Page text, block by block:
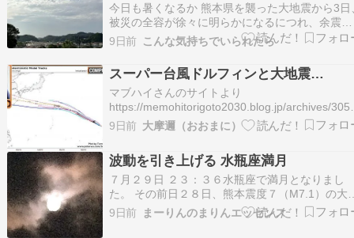
今日も暑くなるか 熊本県を襲った大地震から3日
被災の全容が徐々に明らかになるにつれ、余震、
二次災害への心配も募る。 今朝もアンを散歩に
れて行ったが、熊本の犬たちはどうしているだろ
うと心配になる。 怪我をした犬、建物に閉じ込
られた犬、飼い主とはぐれてしまった犬、いろん
な犬がい…
9日前 こんな気持ちでいられたら
スーパー台風ドルフィンと大地震…
マブハイさんのサイトより
https://memohitorigoto2030.blog.jp/archives/
＜転載開始＞2026年７月30日：サイト先で日本
超大型台風と大地震！ この動画では、超大型台
地…
9日前 大摩邇（おおまに）
波動を引き上げる 水瓶座満月
７月２９日 ２３：３６水瓶座で満月となりまし
た。 その前日２８日、熊本震度７（M7.1）の大
震たくさんの被災された方々にお見舞い申し上げ
ますとともに、亡くなられた方々のご冥福を心か
9日前 まーりんのまりんエッセンス